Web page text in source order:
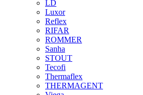
LD
Luxor
Reflex
RIFAR
ROMMER
Sanha
STOUT
Tecofi
Thermaflex
THERMAGENT